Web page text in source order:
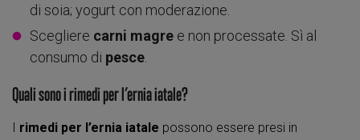
di soia; yogurt con moderazione.
Scegliere carni magre e non processate. Sì al
consumo di pesce
Quali sono i rimedi per l’ernia iatale?
I rimedi per l’ernia iatale possono essere presi in